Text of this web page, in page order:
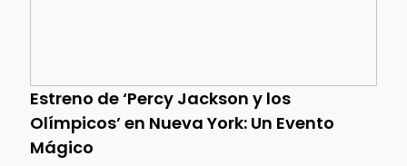
Estreno de ‘Percy Jackson y los
Olímpicos’ en Nueva York: Un Evento
Mágico